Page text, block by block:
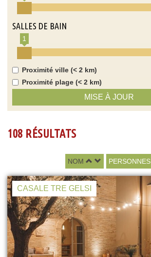
SALLES DE BAIN
1
Proximité ville (< 2 km)
Proximité plage (< 2 km)
MISE À JOUR
108 RÉSULTATS
NOM PERSONNES
CASALE TRE GELSI